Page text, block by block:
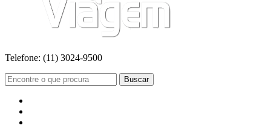
Telefone: (11) 3024-9500
Buscar